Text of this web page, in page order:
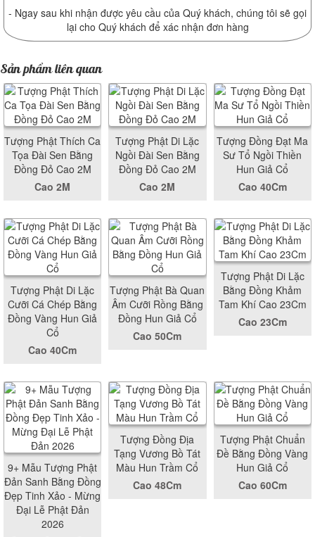
- Ngay sau khi nhận được yêu cầu của Quý khách, chúng tôi sẽ gọi
lại cho Quý khách để xác nhận đơn hàng
Sản phẩm liên quan
Tượng Phật Thích Ca
Tọa Đài Sen Bằng
Đồng Đỏ Cao 2M
Cao 2M
Tượng Phật Di Lặc
Ngồi Đài Sen Bằng
Đồng Đỏ Cao 2M
Cao 2M
Tượng Đồng Đạt Ma
Sư Tổ Ngồi Thiền
Hun Giả Cổ
Cao 40Cm
Tượng Phật Di Lặc
Cưỡi Cá Chép Bằng
Đồng Vàng Hun Giả
Cổ
Cao 40Cm
Tượng Phật Bà Quan
Âm Cưỡi Rồng Bằng
Đồng Hun Giả Cổ
Cao 50Cm
Tượng Phật Di Lặc
Bằng Đồng Khảm
Tam Khí Cao 23Cm
Cao 23Cm
9+ Mẫu Tượng Phật
Đản Sanh Bằng Đồng
Đẹp Tinh Xảo - Mừng
Đại Lễ Phật Đản
2026
Tượng Đồng Địa
Tạng Vương Bồ Tát
Màu Hun Trầm Cổ
Cao 48Cm
Tượng Phật Chuẩn
Đề Bằng Đồng Vàng
Hun Giả Cổ
Cao 60Cm